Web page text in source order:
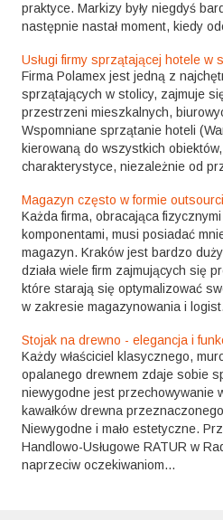
praktyce. Markizy były niegdyś
następnie nastał moment, kiedy
Usługi firmy sprzątającej hotele w
Firma Polamex jest jedną z
sprzątających w stolicy, zajmuje
przestrzeni mieszkalnych,
Wspomniane sprzątanie hoteli
kierowaną do wszystkich
charakterystyce, niezależnie od
Magazyn często w formie
Każda firma, obracająca
komponentami, musi posiadać
magazyn. Kraków jest bardzo
działa wiele firm zajmujących się
które starają się optymalizować
w zakresie magazynowania i
Stojak na drewno - elegancja i
Każdy właściciel klasycznego,
opalanego drewnem zdaje sobie
niewygodne jest przechowywanie
kawałków drewna
Niewygodne i mało estetyczne.
Handlowo-Usługowe RATUR w
naprzeciw oczekiwaniom...